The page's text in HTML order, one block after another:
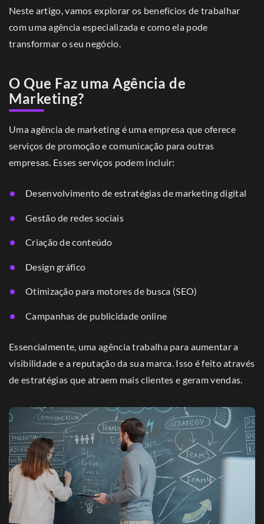
Neste artigo, vamos explorar os benefícios de trabalhar
com uma agência especializada e como ela pode
transformar o seu negócio.
O Que Faz uma Agência de
Marketing?
Uma agência de marketing é uma empresa que oferece
serviços de promoção e comunicação para outras
empresas. Esses serviços podem incluir:
Desenvolvimento de estratégias de marketing digital
Gestão de redes sociais
Criação de conteúdo
Design gráfico
Otimização para motores de busca (SEO)
Campanhas de publicidade online
Essencialmente, uma agência trabalha para aumentar a
visibilidade e a reputação da sua marca. Isso é feito através
de estratégias que atraem mais clientes e geram vendas.